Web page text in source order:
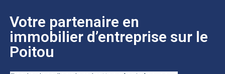
Votre partenaire en
immobilier d’entreprise sur le
Poitou